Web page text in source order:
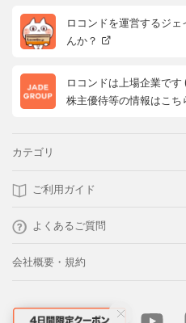
ロコンドを運営するジ
んか？
ロコンドは上場企業で
株主優待等の情報はこち
カテゴリ
ご利用ガイド
よくあるご質問
会社概要・規約